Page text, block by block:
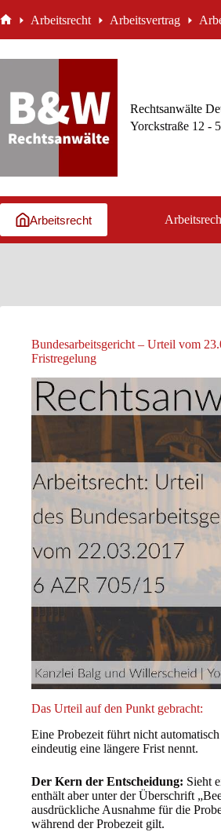
Inhalt Arbeitsrecht Arbeitsvertrag
Rechtsanwälte
Yorckstraße 12 -
Arbeitsrecht
Bundesarbeitsgericht – Urteil vom
Fristregelung
Das Urteil auf den Punkt gebracht:
Eine Probezeit führt nicht
eindeutig eine längere Frist nennt.
Der Kern der Entscheidung: Sieht
enthält aber unter der Überschrift
ausdrückliche Ausnahme für die
während der Probezeit gilt.